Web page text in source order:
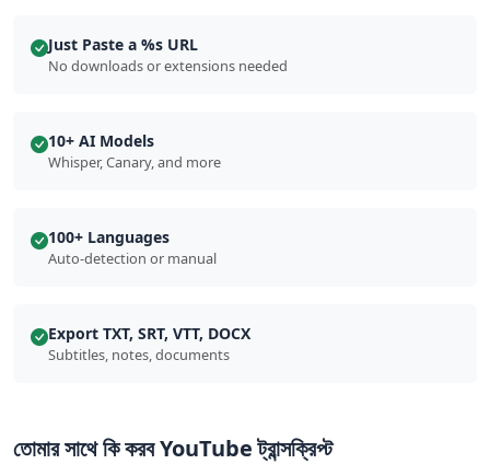
Just Paste a %s URL
No downloads or extensions needed
10+ AI Models
Whisper, Canary, and more
100+ Languages
Auto-detection or manual
Export TXT, SRT, VTT, DOCX
Subtitles, notes, documents
তোমার সাথে কি করব YouTube ট্রান্সক্রিপ্ট